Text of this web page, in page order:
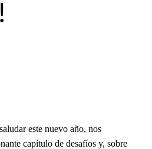
este nuevo año, nos
capítulo de desafíos y, sobre